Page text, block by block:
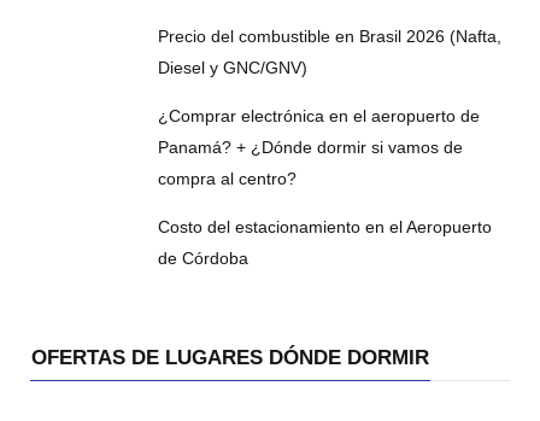
Precio del combustible en Brasil 2026 (Nafta,
Diesel y GNC/GNV)
¿Comprar electrónica en el aeropuerto de
Panamá? + ¿Dónde dormir si vamos de
compra al centro?
Costo del estacionamiento en el Aeropuerto
de Córdoba
OFERTAS DE LUGARES DÓNDE DORMIR